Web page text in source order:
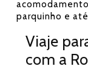
parquinho e até
Viaje
com a